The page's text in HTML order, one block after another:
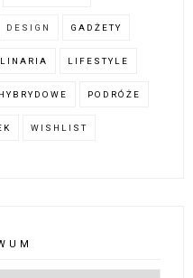
DESIGN GADŻETY
LIFESTYLE
PODRÓŻE
WISHLIST